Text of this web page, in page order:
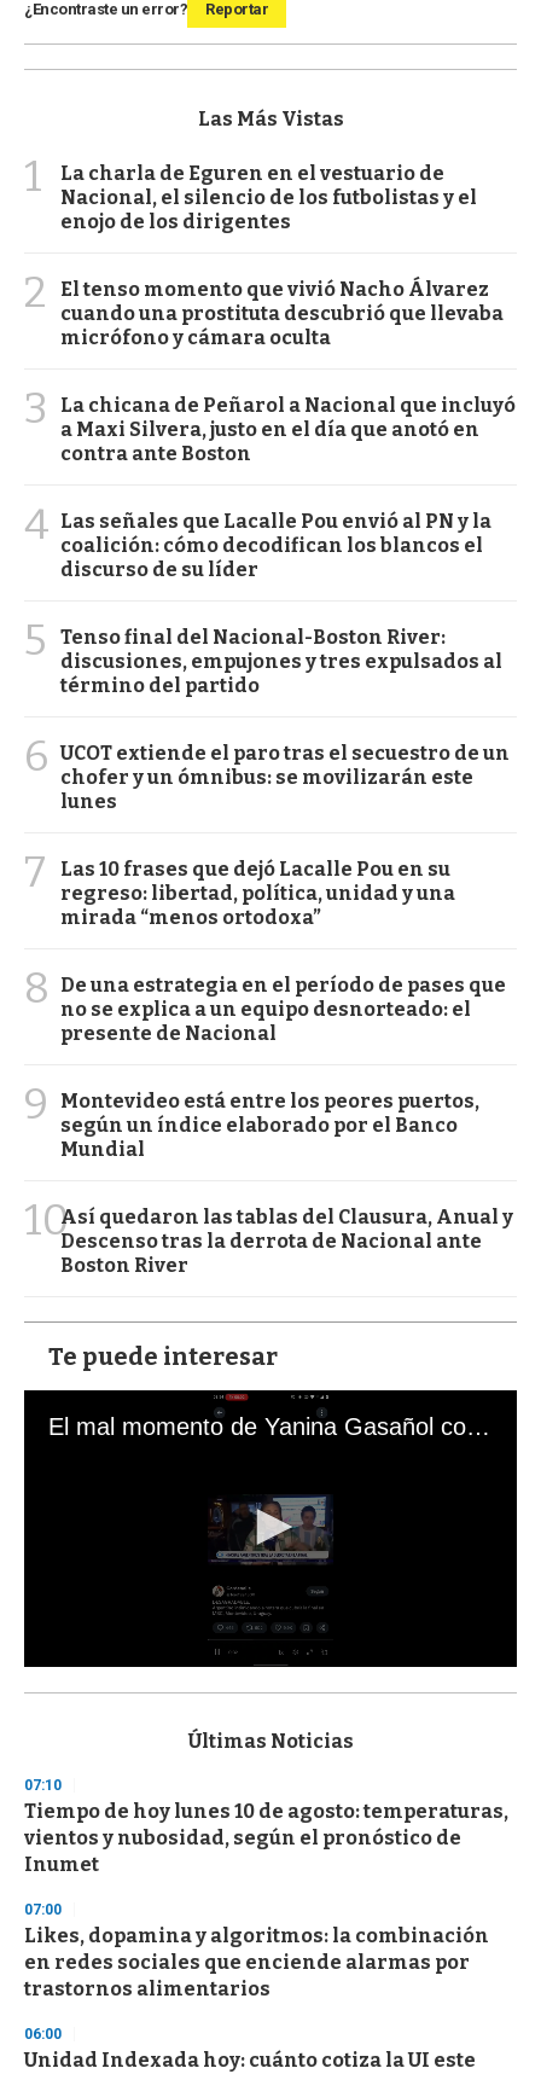
¿Encontraste un error? Reportar
Las Más Vistas
1
La charla de Eguren en el vestuario de
Nacional, el silencio de los futbolistas y el
enojo de los dirigentes
2
El tenso momento que vivió Nacho Álvarez
cuando una prostituta descubrió que llevaba
micrófono y cámara oculta
3
La chicana de Peñarol a Nacional que incluyó
a Maxi Silvera, justo en el día que anotó en
contra ante Boston
4 Las señales que Lacalle Pou envió al PN y la
coalición: cómo decodifican los blancos el
discurso de su líder
5
Tenso final del Nacional-Boston River:
discusiones, empujones y tres expulsados al
término del partido
6 UCOT extiende el paro tras el secuestro de un
chofer y un ómnibus: se movilizarán este
lunes
7
Las 10 frases que dejó Lacalle Pou en su
regreso: libertad, política, unidad y una
mirada “menos ortodoxa”
8
De una estrategia en el período de pases que
no se explica a un equipo desnorteado: el
presente de Nacional
9
Montevideo está entre los peores puertos,
según un índice elaborado por el Banco
Mundial
10Así quedaron las tablas del Clausura, Anual y
Descenso tras la derrota de Nacional ante
Boston River
Te puede interesar
El mal momento de Yanina Gasañol con un hincha argentino en "Subrayado"
s
d
s
o
f
3
s
e
c
o
n
Últimas Noticias
07:10
Tiempo de hoy lunes 10 de agosto: temperaturas,
vientos y nubosidad, según el pronóstico de
Inumet
07:00
Likes, dopamina y algoritmos: la combinación
en redes sociales que enciende alarmas por
trastornos alimentarios
06:00
Unidad Indexada hoy: cuánto cotiza la UI este